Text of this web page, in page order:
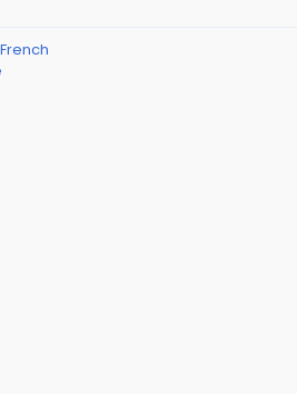
French